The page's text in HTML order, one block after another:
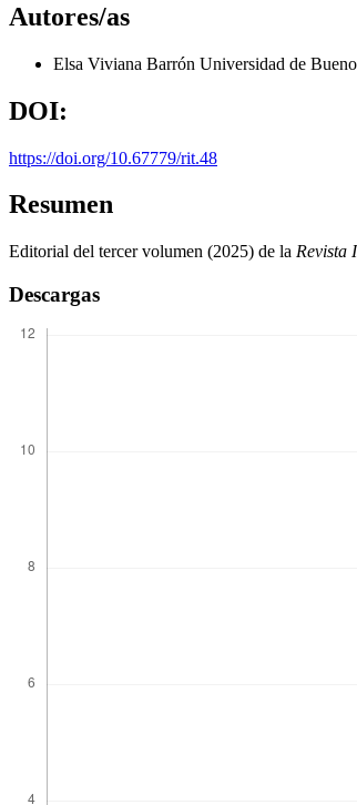
Autores/as
Elsa Viviana Barrón Universidad de
DOI:
https://doi.org/10.67779/rit.48
Resumen
Editorial del tercer volumen (2025) de la Revista
Descargas